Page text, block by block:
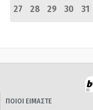
27
28 29 30 31
ΠΟΙΟΙ ΕΙΜΑΣΤΕ